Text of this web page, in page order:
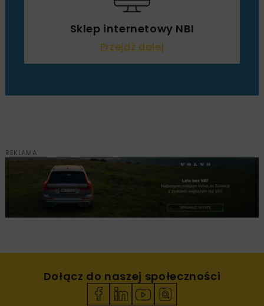
Sklep internetowy NBI
Przejdź dalej
REKLAMA
Dołącz do naszej społeczności